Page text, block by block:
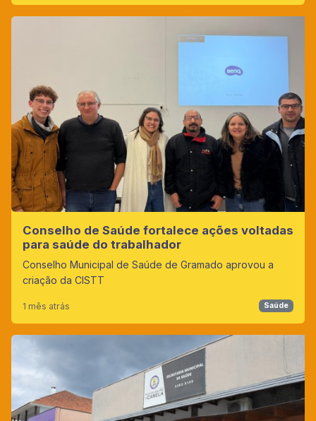
Conselho de Saúde fortalece ações voltadas
para saúde do trabalhador
Conselho Municipal de Saúde de Gramado aprovou a
criação da CISTT
1 mês atrás Saúde